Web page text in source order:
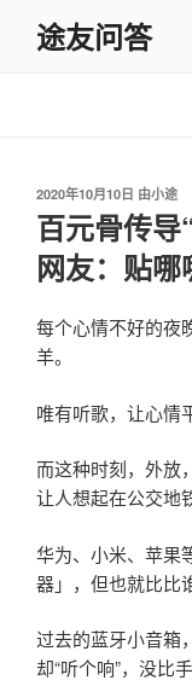
途友问答
发
布
于
2020年10月10日 由小途
百元骨传导
网友：贴
每个心情不好的夜
羊。
唯有听歌，让心情
而这种时刻，外放
让人想起在公交地
华为、小米、苹果
器」，但也就比比
过去的蓝牙小音箱
却“听个响”，没比